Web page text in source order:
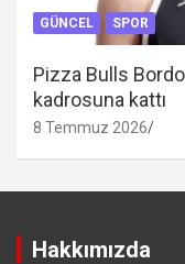
GÜNCEL SPOR
Pizza Bulls
kadrosuna kattı
8 Temmuz 2026
Hakkımızda